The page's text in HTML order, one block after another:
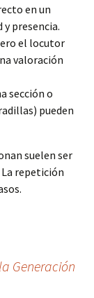
en un
presencia.
el locutor
valoración
sección o
pueden
suelen ser
repetición
Generación